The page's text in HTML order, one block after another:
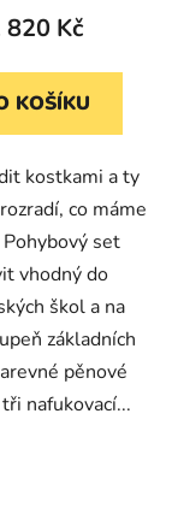
820 Kč
KOŠÍKU
kostkami a ty
co máme
set
vhodný do
škol a na
základních
pěnové
nafukovací...